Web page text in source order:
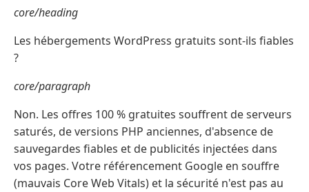
core/heading
Les hébergements WordPress gratuits sont-ils fiables
?
core/paragraph
Non. Les offres 100 % gratuites souffrent de serveurs
saturés, de versions PHP anciennes, d'absence de
sauvegardes fiables et de publicités injectées dans
vos pages. Votre référencement Google en souffre
(mauvais Core Web Vitals) et la sécurité n'est pas au